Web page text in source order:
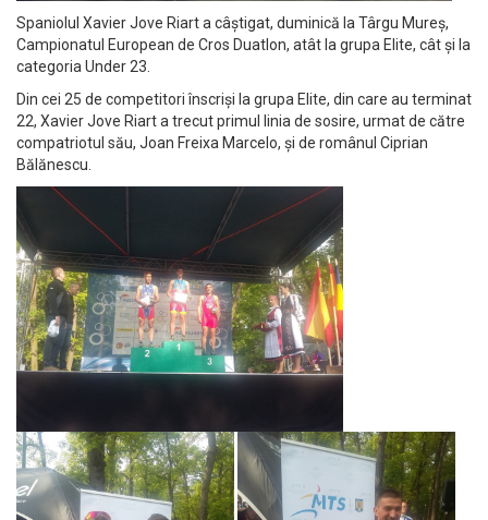
Spaniolul Xavier Jove Riart a câștigat, duminică la Târgu Mureș,
Campionatul European de Cros Duatlon, atât la grupa Elite, cât și la
categoria Under 23.
Din cei 25 de competitori înscriși la grupa Elite, din care au terminat
22, Xavier Jove Riart a trecut primul linia de sosire, urmat de către
compatriotul său, Joan Freixa Marcelo, și de românul Ciprian
Bălănescu.